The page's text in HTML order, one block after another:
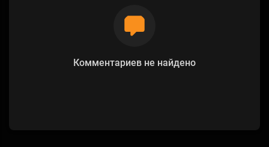
Комментариев не найдено